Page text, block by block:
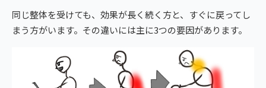
こころ整骨院 麦野院
北九州市
こころ整骨院 小倉院
同じ整体を受けても、効果が長く続く方と、すぐに戻ってし
まう方がいます。その違いには主に3つの要因があります。